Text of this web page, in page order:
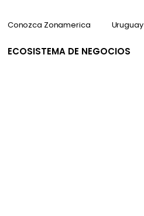
ECOSISTEMA DE NEGOCIOS
Conozca Zonamerica Uruguay